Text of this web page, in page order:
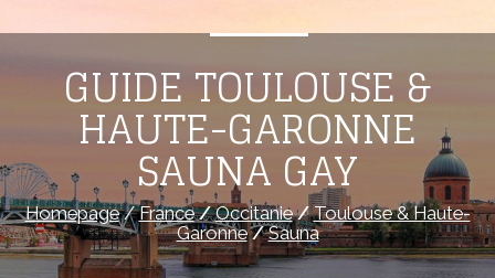
GUIDE TOULOUSE &
HAUTE-GARONNE
SAUNA GAY
Homepage/France/Occitanie/Toulouse & Haute-
Garonne/Sauna